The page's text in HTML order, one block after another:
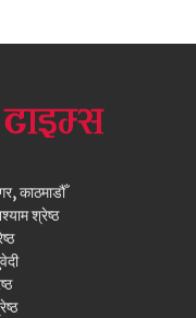
काठमाडौँ
श्रेष्ठ